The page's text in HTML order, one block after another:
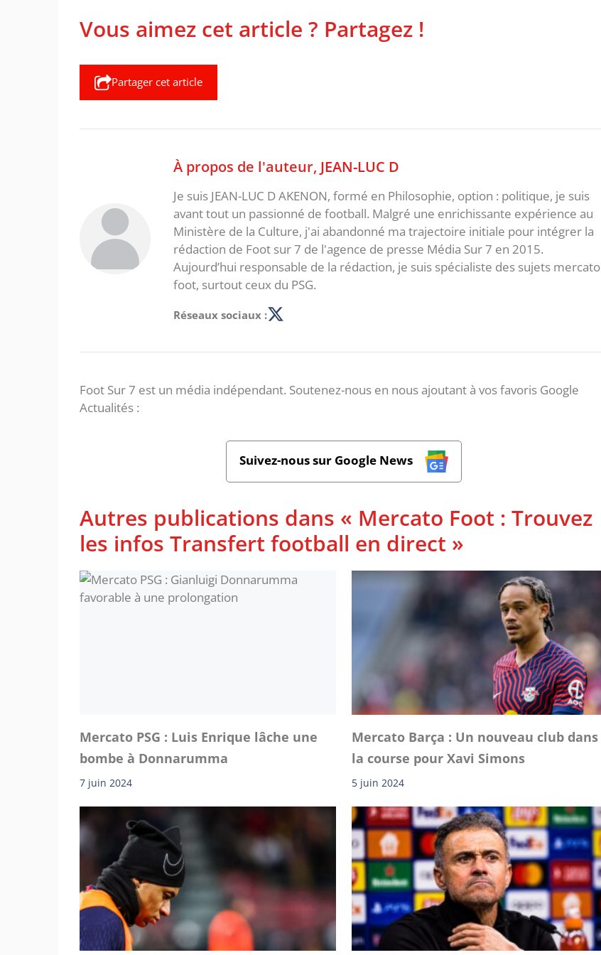
Vous aimez cet article ? Partagez !
Partager cet article
À propos de l'auteur, JEAN-LUC D
Je suis JEAN-LUC D AKENON, formé en Philosophie, option : politique, je suis
avant tout un passionné de football. Malgré une enrichissante expérience au
Ministère de la Culture, j'ai abandonné ma trajectoire initiale pour intégrer la
rédaction de Foot sur 7 de l'agence de presse Média Sur 7 en 2015.
Aujourd’hui responsable de la rédaction, je suis spécialiste des sujets mercato
foot, surtout ceux du PSG.
Réseaux sociaux :
Foot Sur 7 est un média indépendant. Soutenez-nous en nous ajoutant à vos favoris Google
Actualités :
Suivez-nous sur Google News
Autres publications dans « Mercato Foot : Trouvez
les infos Transfert football en direct »
Mercato PSG : Luis Enrique lâche une
bombe à Donnarumma
7 juin 2024
Mercato Barça : Un nouveau club dans
la course pour Xavi Simons
5 juin 2024